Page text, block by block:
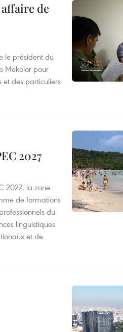
de
le président du
Mekolor pour
et des particuliers
2027
2027, la zone
de formations
du
linguistiques
et de